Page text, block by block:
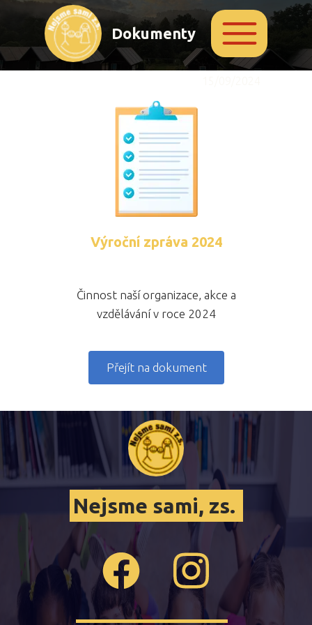
Dokumenty
Přejít na dokument
Výroční zpráva 2024
Činnost naší organizace, akce a
vzdělávání v roce 2024
Nejsme sami, zs.